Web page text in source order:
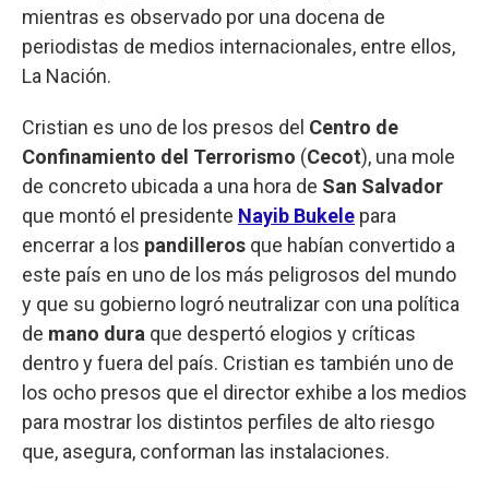
mientras es observado por una docena de
periodistas de medios internacionales, entre ellos,
La Nación.
Cristian es uno de los presos del Centro de
Confinamiento del Terrorismo (Cecot), una mole
de concreto ubicada a una hora de San Salvador
que montó el presidente Nayib Bukele para
encerrar a los pandilleros que habían convertido a
este país en uno de los más peligrosos del mundo
y que su gobierno logró neutralizar con una política
de mano dura que despertó elogios y críticas
dentro y fuera del país. Cristian es también uno de
los ocho presos que el director exhibe a los medios
para mostrar los distintos perfiles de alto riesgo
que, asegura, conforman las instalaciones.